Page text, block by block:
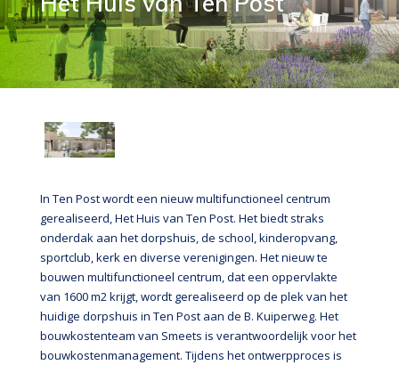
In Ten Post wordt een nieuw multifunctioneel centrum
gerealiseerd, Het Huis van Ten Post. Het biedt straks
onderdak aan het dorpshuis, de school, kinderopvang,
sportclub, kerk en diverse verenigingen. Het nieuw te
bouwen multifunctioneel centrum, dat een oppervlakte
van 1600 m2 krijgt, wordt gerealiseerd op de plek van het
huidige dorpshuis in Ten Post aan de B. Kuiperweg. Het
bouwkostenteam van Smeets is verantwoordelijk voor het
bouwkostenmanagement. Tijdens het ontwerpproces is